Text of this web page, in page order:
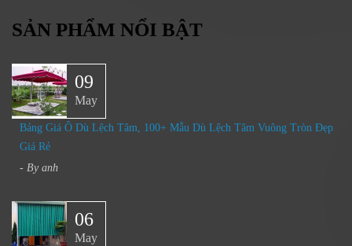
SẢN PHẨM NỔI BẬT
09
May
Bảng Giá Ô Dù Lệch Tâm, 100+ Mẫu Dù Lệch Tâm Vuông Tròn Đẹp
Giá Rẻ
- By anh
06
May